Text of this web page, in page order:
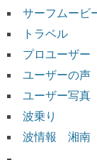
サーフムービ
トラベル
プロユーザー
ユーザーの声
ユーザー写真
波乗り
波情報 湘南